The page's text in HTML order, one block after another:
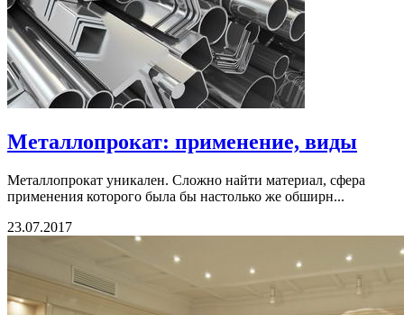
Металлопрокат: применение, виды
Металлопрокат уникален. Сложно найти материал, сфера
применения которого была бы настолько же обширн...
23.07.2017